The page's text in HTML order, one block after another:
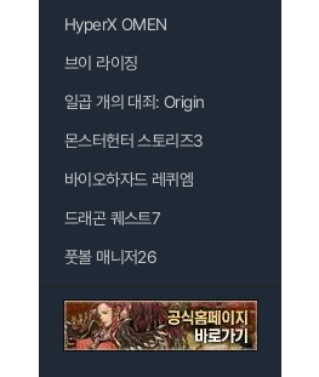
HyperX OMEN
브이 라이징
일곱 개의 대죄: Origin
몬스터헌터 스토리즈3
바이오하자드 레퀴엠
드래곤 퀘스트7
풋볼 매니저26